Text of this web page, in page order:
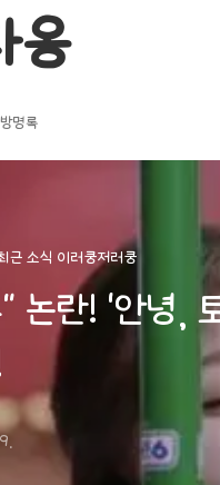
옹
방명록
근 소식 이러쿵저러쿵
" 논란! '안